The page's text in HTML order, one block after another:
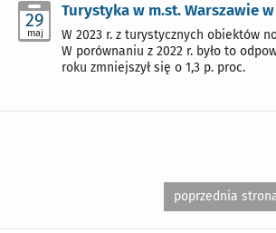
29
maj
Turystyka w m.st. Warszawie
W 2023 r. z turystycznych obiektów
W porównaniu z 2022 r. było to
roku zmniejszył się o 1,3 p. proc.
poprzednia